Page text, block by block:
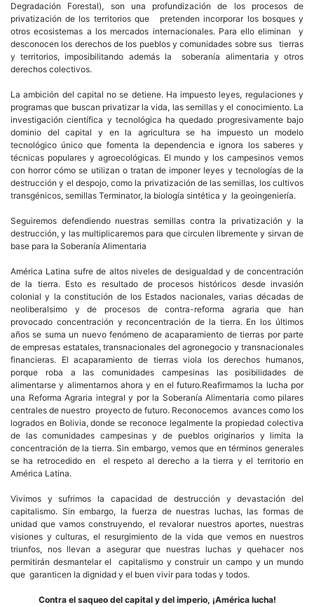
Degradación Forestal), son una profundización de los procesos de
privatización de los territorios que pretenden incorporar los bosques y
otros ecosistemas a los mercados internacionales. Para ello eliminan y
desconocen los derechos de los pueblos y comunidades sobre sus tierras
y territorios, imposibilitando además la soberanía alimentaria y otros
derechos colectivos.
La ambición del capital no se detiene. Ha impuesto leyes, regulaciones y
programas que buscan privatizar la vida, las semillas y el conocimiento. La
investigación científica y tecnológica ha quedado progresivamente bajo
dominio del capital y en la agricultura se ha impuesto un modelo
tecnológico único que fomenta la dependencia e ignora los saberes y
técnicas populares y agroecológicas. El mundo y los campesinos vemos
con horror cómo se utilizan o tratan de imponer leyes y tecnologías de la
destrucción y el despojo, como la privatización de las semillas, los cultivos
transgénicos, semillas Terminator, la biología sintética y la geoingeniería.
Seguiremos defendiendo nuestras semillas contra la privatización y la
destrucción, y las multiplicaremos para que circulen libremente y sirvan de
base para la Soberanía Alimentaria
América Latina sufre de altos niveles de desigualdad y de concentración
de la tierra. Esto es resultado de procesos históricos desde invasión
colonial y la constitución de los Estados nacionales, varias décadas de
neoliberalsimo y de procesos de contra-reforma agraria que han
provocado concentración y reconcentración de la tierra. En los últimos
años se suma un nuevo fenómeno de acaparamiento de tierras por parte
de empresas estatales, transnacionales del agronegocio y transnacionales
financieras. El acaparamiento de tierras viola los derechos humanos,
porque roba a las comunidades campesinas las posibilidades de
alimentarse y alimentarnos ahora y en el futuro.Reafirmamos la lucha por
una Reforma Agraria integral y por la Soberanía Alimentaria como pilares
centrales de nuestro proyecto de futuro. Reconocemos avances como los
logrados en Bolivia, donde se reconoce legalmente la propiedad colectiva
de las comunidades campesinas y de pueblos originarios y limita la
concentración de la tierra. Sin embargo, vemos que en términos generales
se ha retrocedido en el respeto al derecho a la tierra y el territorio en
América Latina.
Vivimos y sufrimos la capacidad de destrucción y devastación del
capitalismo. Sin embargo, la fuerza de nuestras luchas, las formas de
unidad que vamos construyendo, el revalorar nuestros aportes, nuestras
visiones y culturas, el resurgimiento de la vida que vemos en nuestros
triunfos, nos llevan a asegurar que nuestras luchas y quehacer nos
permitirán desmantelar el capitalismo y construir un campo y un mundo
que garanticen la dignidad y el buen vivir para todas y todos.
Contra el saqueo del capital y del imperio, ¡América lucha!